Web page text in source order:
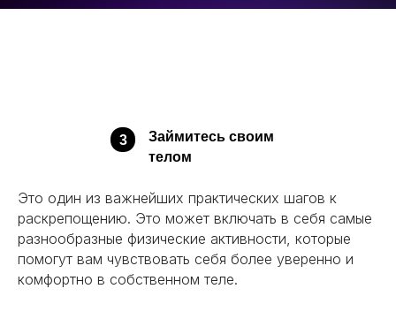
Займитесь своим
телом
3
Это один из важнейших практических шагов к
раскрепощению. Это может включать в себя самые
разнообразные физические активности, которые
помогут вам чувствовать себя более уверенно и
комфортно в собственном теле.